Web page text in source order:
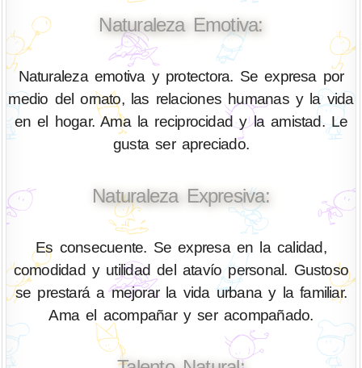
Naturaleza Emotiva:
Naturaleza emotiva y protectora. Se expresa por
medio del ornato, las relaciones humanas y la vida
en el hogar. Ama la reciprocidad y la amistad. Le
gusta ser apreciado.
Naturaleza Expresiva:
Es consecuente. Se expresa en la calidad,
comodidad y utilidad del atavío personal. Gustoso
se prestará a mejorar la vida urbana y la familiar.
Ama el acompañar y ser acompañado.